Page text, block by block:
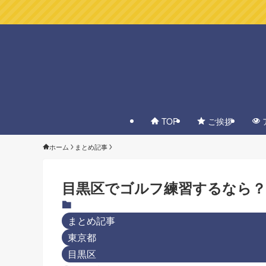
TOP ご挨拶
ホーム まとめ記事
目黒区でゴルフ練習するなら
まとめ記事
東京都
目黒区